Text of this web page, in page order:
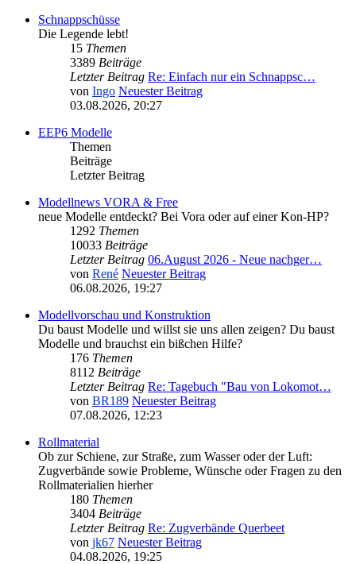
Schnappschüsse
Die Legende lebt!
15 Themen
3389 Beiträge
Letzter Beitrag Re: Einfach nur ein Schnappsc…
von Ingo Neuester Beitrag
03.08.2026, 20:27
EEP6 Modelle
Themen
Beiträge
Letzter Beitrag
Modellnews VORA & Free
neue Modelle entdeckt? Bei Vora oder auf einer Kon-HP?
1292 Themen
10033 Beiträge
Letzter Beitrag 06.August 2026 - Neue nachger…
von René Neuester Beitrag
06.08.2026, 19:27
Modellvorschau und Konstruktion
Du baust Modelle und willst sie uns allen zeigen? Du baust
Modelle und brauchst ein bißchen Hilfe?
176 Themen
8112 Beiträge
Letzter Beitrag Re: Tagebuch "Bau von Lokomot…
von BR189 Neuester Beitrag
07.08.2026, 12:23
Rollmaterial
Ob zur Schiene, zur Straße, zum Wasser oder der Luft:
Zugverbände sowie Probleme, Wünsche oder Fragen zu den
Rollmaterialien hierher
180 Themen
3404 Beiträge
Letzter Beitrag Re: Zugverbände Querbeet
von jk67 Neuester Beitrag
04.08.2026, 19:25